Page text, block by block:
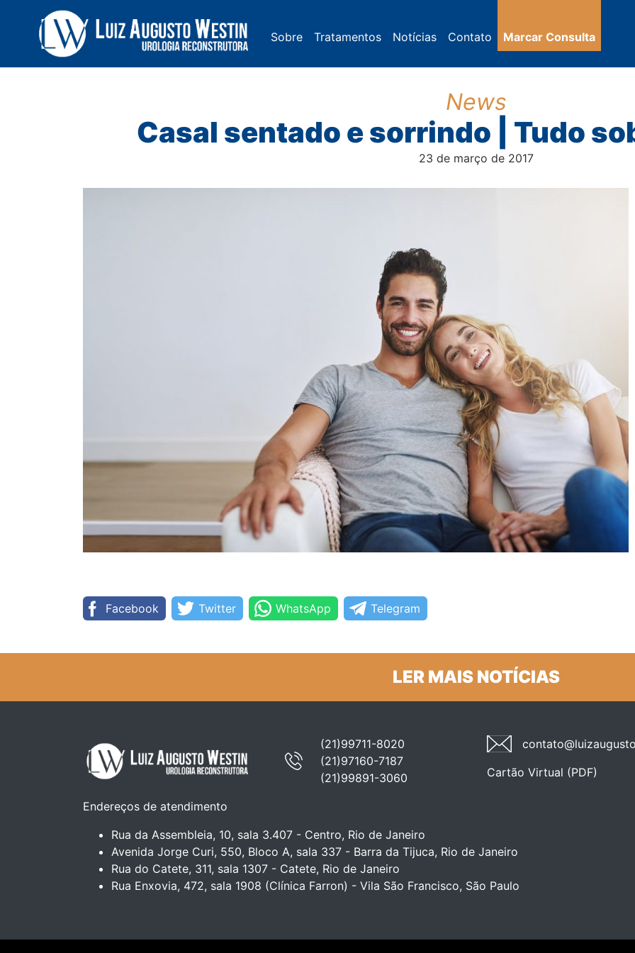
Navegação Principal Sobre Tratamentos Notícias Contato Marcar Consulta
News
Casal sentado e sorrindo | Tudo
23 de março de 2017
Facebook Twitter WhatsApp Telegram
LER MAIS NOTÍCIAS
(21)99711-8020
(21)97160-7187
(21)99891-3060
Cartão Virtual (PDF)
Endereços de atendimento
Rua da Assembleia, 10, sala 3.407 - Centro, Rio de Janeiro
Avenida Jorge Curi, 550, Bloco A, sala 337 - Barra da Tijuca, Rio de Janeiro
Rua do Catete, 311, sala 1307 - Catete, Rio de Janeiro
Rua Enxovia, 472, sala 1908 (Clínica Farron) - Vila São Francisco, São Paulo